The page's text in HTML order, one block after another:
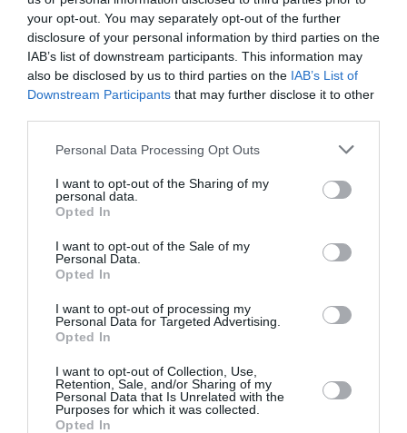
your opt-out. You may separately opt-out of the further
disclosure of your personal information by third parties on the
IAB’s list of downstream participants. This information may
also be disclosed by us to third parties on the IAB’s List of
Downstream Participants that may further disclose it to other
Personal Data Processing Opt Outs
I want to opt-out of the Sharing of my
personal data.
Opted In
I want to opt-out of the Sale of my
Personal Data.
Opted In
I want to opt-out of processing my
Personal Data for Targeted Advertising.
Opted In
I want to opt-out of Collection, Use,
Retention, Sale, and/or Sharing of my
Personal Data that Is Unrelated with the
Purposes for which it was collected.
Opted In
sont effectués en 777-300ER et le Cayenne est
toujours opéré en 343.
RÉPONDRE
ok, je n’étais pas au courant..
FAIRE UN DON